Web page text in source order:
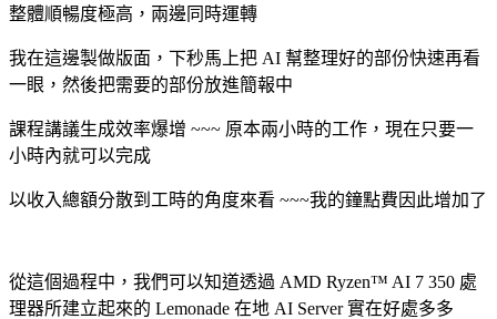
整體順暢度極高，兩邊同時運轉
我在這邊製做版面，下秒馬上把 AI 幫整理好的部份快速再看
一眼，然後把需要的部份放進簡報中
課程講議生成效率爆增 ~~~ 原本兩小時的工作，現在只要一
小時內就可以完成
以收入總額分散到工時的角度來看 ~~~我的鐘點費因此增加了
從這個過程中，我們可以知道透過 AMD Ryzen™ AI 7 350 處
理器所建立起來的 Lemonade 在地 AI Server 實在好處多多